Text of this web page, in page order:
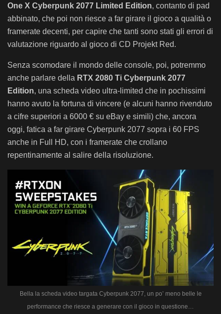
One X Cyberpunk 2077 Limited Edition, contanto di pad
abbinato, che poi non riesce a far girare il gioco a qualità o
framerate decenti, per capire che tanti sono stati gli errori di
valutazione riguardo al gioco di CD Projekt Red.
Senza scomodare il mondo delle console, poi, potremmo
anche parlare della RTX 2080 Ti Cyberpunk 2077
Edition, una scheda video ultra-limited che in pochissimi
hanno avuto la fortuna di vincere (e alcuni hanno rivenduto
a cifre superiori a 6000 € su eBay e simili) che, ancora
oggi, fatica a far girare Cyberpunk 2077 sopra i 60 FPS
anche in Full HD, con i framerate che crollano
repentinamente al salire della risoluzione.
Bella la scheda video targata Cyberpunk 2077, un po’ meno belle le
performance che riesce a generare con il gioco in questione…